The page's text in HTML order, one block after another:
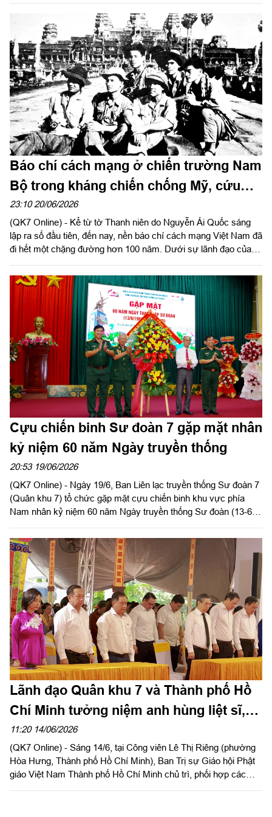
(2/7/1976 - 2/7/2026), UBKT Đảng ủy Quân khu không ngừng
được củng cố, kiện toàn và phát triển. Nhằm ghi nhận và biểu
dương những thành tích đạt được trong thời gian qua, Chính ủy
Quân khu 7 gửi thư khen cán bộ, chiến sĩ Ngành Kiểm tra Đảng
Quân khu 7. Báo Quân khu đăng toàn văn Thư khen của đồng
chí Chính ủy Quân khu.
Báo chí cách mạng ở chiến trường Nam
Bộ trong kháng chiến chống Mỹ, cứu
nước
23:10 20/06/2026
(QK7 Online) - Kể từ tờ Thanh niên do Nguyễn Ái Quốc sáng
lập ra số đầu tiên, đến nay, nền báo chí cách mạng Việt Nam đã
đi hết một chặng đường hơn 100 năm. Dưới sự lãnh đạo của
tộc. Trong cuộc kháng chiến chống Mỹ cứu nước, cùng với hệ
thống báo chí cách mạng và tiến bộ trên phạm vi cả nước,
những tờ báo xuất bản tại mặt trận ở chiến trường Nam Bộ đã
thực sự trở thành một mũi tiến công trong thế trận “hai chân”,
“ba mũi”, một thứ vũ khí tin cậy và sắc bén của Trung ương
Cục, Nhân dân và LLVT Nhân dân giải phóng miền Nam Việt
Nam.
Cựu chiến binh Sư đoàn 7 gặp mặt nhân
kỷ niệm 60 năm Ngày truyền thống
20:53 19/06/2026
(QK7 Online) - Ngày 19/6, Ban Liên lạc truyền thống Sư đoàn 7
(Quân khu 7) tổ chức gặp mặt cựu chiến binh khu vực phía
Nam nhân kỷ niệm 60 năm Ngày truyền thống Sư đoàn (13-6-
Lãnh đạo Quân khu 7 và Thành phố Hồ
Chí Minh tưởng niệm anh hùng liệt sĩ,
đồng bào yêu nước tại công viên Lê Thị
Riêng
11:20 14/06/2026
(QK7 Online) - Sáng 14/6, tại Công viên Lê Thị Riêng (phường
Hòa Hưng, Thành phố Hồ Chí Minh), Ban Trị sự Giáo hội Phật
giáo Việt Nam Thành phố Hồ Chí Minh chủ trì, phối hợp các